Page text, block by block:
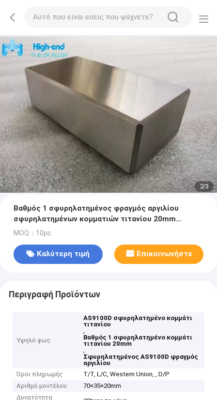
2/3
Βαθμός 1 σφυρηλατημένος φραγμός αργιλίου
σφυρηλατημένων κομματιών τιτανίου 20mm
AS9100D
MOQ：10pc
Καλύτερη τιμή Επικοινωνήστε
Περιγραφή Προϊόντων
Υψηλό φως
AS9100D σφυρηλατημένο κομμάτι
τιτανίου
,
Βαθμός 1 σφυρηλατημένο κομμάτι
τιτανίου 20mm
,
Σφυρηλατημένος AS9100D φραγμός
αργιλίου
Όροι πληρωμής
T/T, L/C, Western Union, , D/P
Αριθμό μοντέλου
70×35×20mm
Δυνατότητα